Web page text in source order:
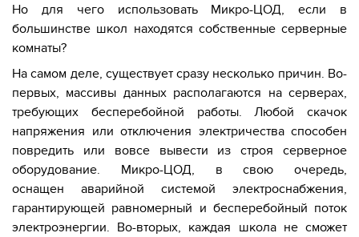
Но для чего использовать Микро-ЦОД, если в
большинстве школ находятся собственные серверные
комнаты?
На самом деле, существует сразу несколько причин. Во-
первых, массивы данных располагаются на серверах,
требующих бесперебойной работы. Любой скачок
напряжения или отключения электричества способен
повредить или вовсе вывести из строя серверное
оборудование. Микро-ЦОД, в свою очередь,
оснащен аварийной системой электроснабжения,
гарантирующей равномерный и бесперебойный поток
электроэнергии. Во-вторых, каждая школа не сможет